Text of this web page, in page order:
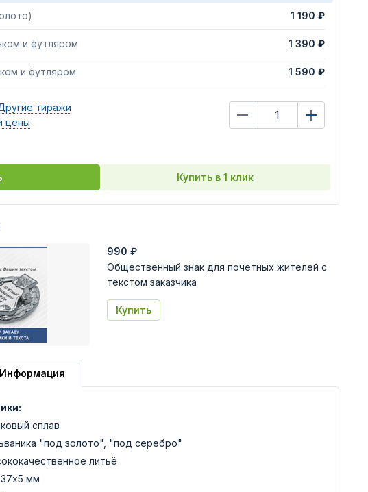
1 190 ₽
и футляром 1 390 ₽
и футляром 1 590 ₽
тиражи
цены
Купить в 1 клик
990 ₽
Общественный знак для почетных жителей с
текстом заказчика
Купить
Информация
сплав
"под золото", "под серебро"
литьё
мм